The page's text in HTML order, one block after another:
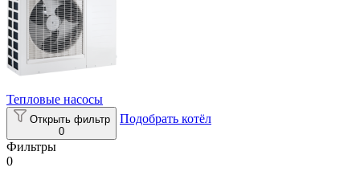
Тепловые насосы
Открыть фильтр
0
Подобрать котёл
Фильтры
0